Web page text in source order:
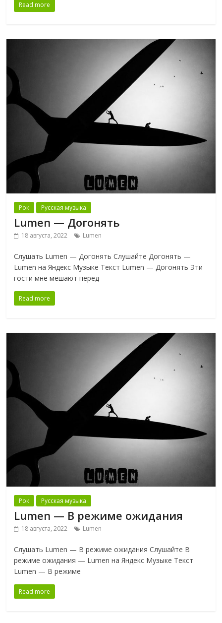
Read more
Рок Русская музыка
Lumen — Догонять
18 августа, 2022 Lumen
Слушать Lumen — Догонять Слушайте Догонять —
Lumen на Яндекс Музыке Текст Lumen — Догонять Эти
гости мне мешают перед
Read more
Рок Русская музыка
Lumen — В режиме ожидания
18 августа, 2022 Lumen
Слушать Lumen — В режиме ожидания Слушайте В
режиме ожидания — Lumen на Яндекс Музыке Текст
Lumen — В режиме
Read more